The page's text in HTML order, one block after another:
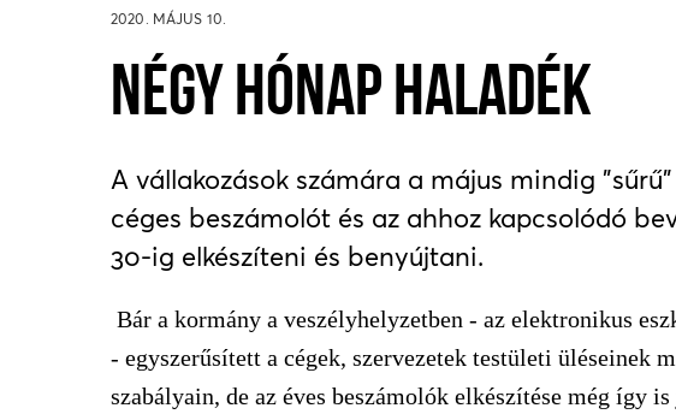
2020. MÁJUS 10.
NÉGY HÓNAP HALADÉK
A vállakozások számára a május mindig
céges beszámolót és az ahhoz kapcsolódó
30-ig elkészíteni és benyújtani.
Bár a kormány a veszélyhelyzetben - az elektronikus
- egyszerűsített a cégek, szervezetek testületi üléseinek
szabályain, de az éves beszámolók elkészítése még így